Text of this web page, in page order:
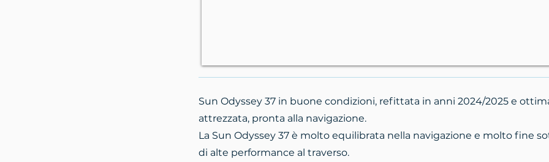
Sun Odyssey 37 in buone condizioni, refittata in anni 2024/2025 e
attrezzata, pronta alla navigazione.
La Sun Odyssey 37 è molto equilibrata nella navigazione e molto fine
di alte performance al traverso.